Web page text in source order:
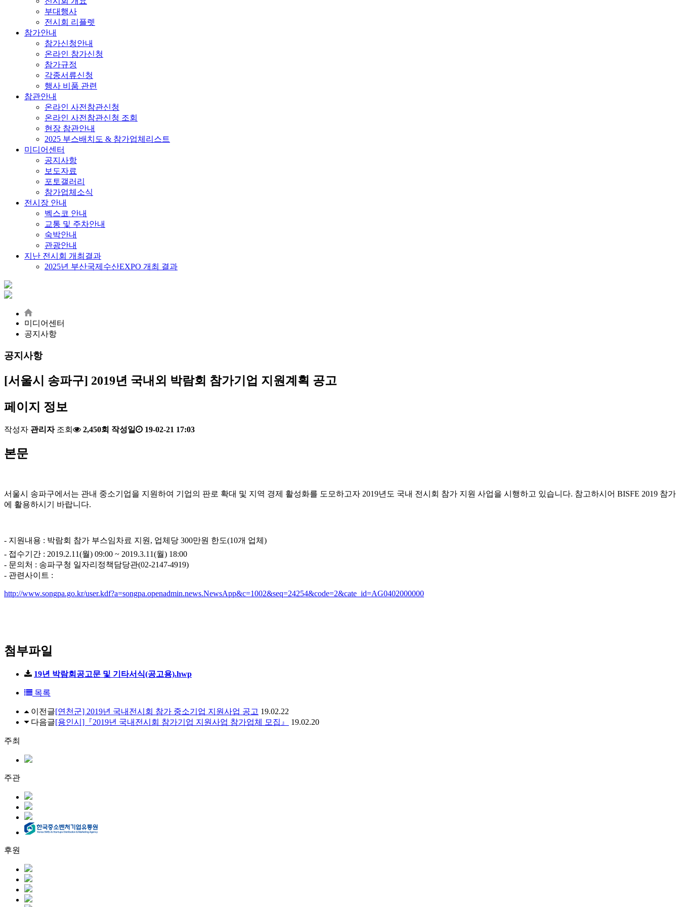
부대행사
전시회 리플렛
참가안내
참가신청안내
온라인 참가신청
참가규정
각종서류신청
행사 비품 관련
참관안내
온라인 사전참관신청
온라인 사전참관신청 조회
현장 참관안내
2025 부스배치도 & 참가업체리스트
미디어센터
공지사항
보도자료
포토갤러리
참가업체소식
전시장 안내
벡스코 안내
교통 및 주차안내
숙박안내
관광안내
지난 전시회 개최결과
2025년 부산국제수산EXPO 개최 결과
미디어센터
공지사항
공지사항
[서울시 송파구] 2019년 국내외 박람회 참가기업 지원계획 공고
페이지 정보
작성자 관리자 조회 2,450회 작성일 19-02-21 17:03
본문
서울시 송파구에서는 관내 중소기업을 지원하여 기업의 판로 확대 및 지역 경제 활성화를 도모하고자 2019년도 국내 전시회 참가 지원 사업을 시행하고 있습니다. 참고하시어 BISFE 2019 참가
에 활용하시기 바랍니다.
- 지원내용 : 박람회 참가 부스임차료 지원, 업체당 300만원 한도(10개 업체)
- 접수기간 : 2019.2.11(월) 09:00 ~ 2019.3.11(월) 18:00
- 문의처 : 송파구청 일자리정책담당관(02-2147-4919)
- 관련사이트 :
http://www.songpa.go.kr/user.kdf?a=songpa.openadmin.news.NewsApp&c=1002&seq=24254&code=2&cate_id=AG0402000000
첨부파일
19년 박람회공고문 및 기타서식(공고용).hwp
목록
이전글[연천군] 2019년 국내전시회 참가 중소기업 지원사업 공고 19.02.22
다음글[용인시]『2019년 국내전시회 참가기업 지원사업 참가업체 모집』 19.02.20
주최
주관
후원